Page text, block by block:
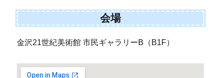
会場
金沢21世紀美術館 市民ギャラリーB（B1F）